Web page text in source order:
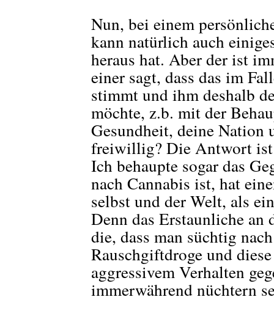
Nun, bei einem
kann natürlich auch
heraus hat. Aber der ist
einer sagt, dass das im
stimmt und ihm deshalb
möchte, z.b. mit der
Gesundheit, deine Nation
freiwillig? Die Antwort
Ich behaupte sogar das
nach Cannabis ist, hat
selbst und der Welt, als
Denn das Erstaunliche
die, dass man süchtig
Rauschgiftdroge und
aggressivem Verhalten
immerwährend nüchtern